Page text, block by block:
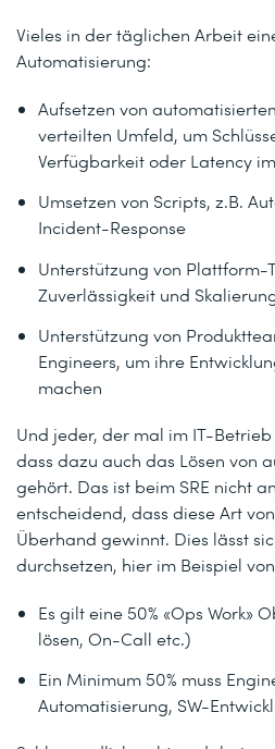
Vieles in der täglichen Arbeit
Automatisierung:
Aufsetzen von
verteilten Umfeld, um
Verfügbarkeit oder Latency
Umsetzen von Scripts, z.B.
Incident-Response
Unterstützung von Plattform-
Zuverlässigkeit und
Unterstützung von
Engineers, um ihre
machen
Und jeder, der mal im IT-
dass dazu auch das Lösen von
gehört. Das ist beim SRE nicht
entscheidend, dass diese Art
Überhand gewinnt. Dies lässt
durchsetzen, hier im Beispiel
Es gilt eine 50% «Ops Work»
lösen, On-Call etc.)
Ein Minimum 50% muss
Automatisierung, SW-